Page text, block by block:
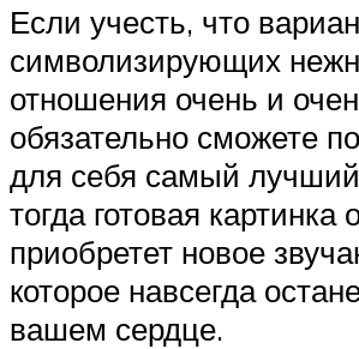
Если учесть, что
символизирующих
отношения очень и
обязательно сможете
для себя самый
тогда готовая картинка
приобретет новое
которое навсегда
вашем сердце.